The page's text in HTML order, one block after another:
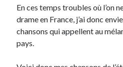
On parle de quoi ?
Bon plan du dimanche
En ces temps troubles où l’on
drame en France, j’ai donc
chansons qui appellent au
pays.